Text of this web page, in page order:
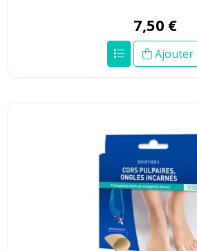
7,50 €
Ajouter